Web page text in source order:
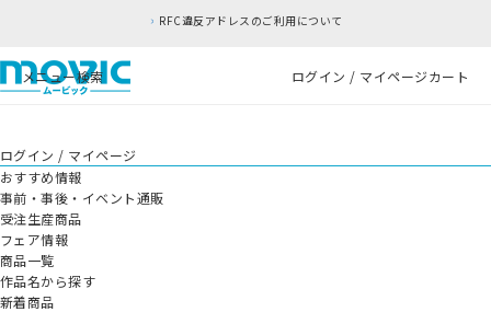
RFC違反アドレスのご利用について
メニュー検索 ログイン / マイページカート
ログイン / マイページ
おすすめ情報
事前・事後・イベント通販
受注生産商品
フェア情報
商品一覧
作品名から探す
新着商品